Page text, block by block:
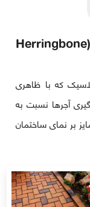
آجرچینی جناغی (هفت و هشت) یا (Herringbone
که با ظاهری
آجرها نسبت به
متمایز بر نمای ساختمان